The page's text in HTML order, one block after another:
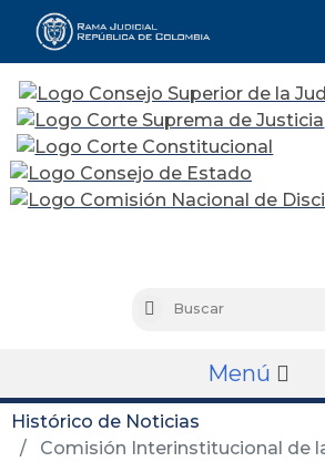
Buscar
Menú
Histórico de Noticias
Comisión Interinstitucional de